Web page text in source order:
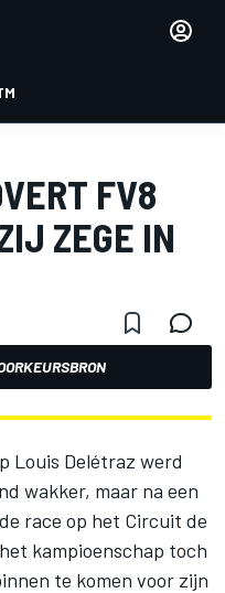
FV8
ZEGE IN
Louis Delétraz werd
wakker, maar na een
race op het Circuit de
kampioenschap toch
te komen voor zijn